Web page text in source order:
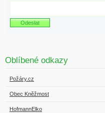
Oblíbené odkazy
Požáry.cz
Obec Kněžmost
HofmannElko